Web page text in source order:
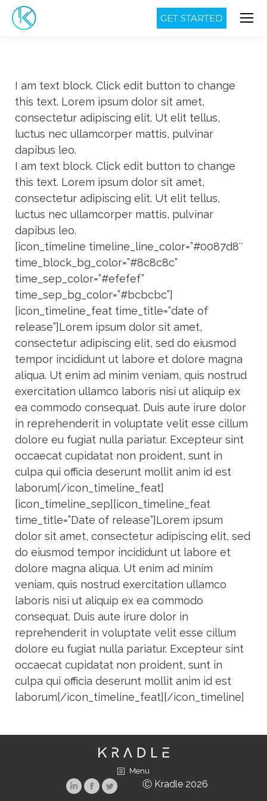
GET STARTED
I am text block. Click edit button to change
this text. Lorem ipsum dolor sit amet,
consectetur adipiscing elit. Ut elit tellus,
luctus nec ullamcorper mattis, pulvinar
dapibus leo.
I am text block. Click edit button to change
this text. Lorem ipsum dolor sit amet,
consectetur adipiscing elit. Ut elit tellus,
luctus nec ullamcorper mattis, pulvinar
dapibus leo.
[icon_timeline timeline_line_color=”#0087d8″
time_block_bg_color=”#8c8c8c”
time_sep_color=”#efefef”
time_sep_bg_color=”#bcbcbc”]
[icon_timeline_feat time_title=”date of
release”]Lorem ipsum dolor sit amet,
consectetur adipiscing elit, sed do eiusmod
tempor incididunt ut labore et dolore magna
aliqua. Ut enim ad minim veniam, quis nostrud
exercitation ullamco laboris nisi ut aliquip ex
ea commodo consequat. Duis aute irure dolor
in reprehenderit in voluptate velit esse cillum
dolore eu fugiat nulla pariatur. Excepteur sint
occaecat cupidatat non proident, sunt in
culpa qui officia deserunt mollit anim id est
laborum[/icon_timeline_feat]
[icon_timeline_sep][icon_timeline_feat
time_title=”Date of release”]Lorem ipsum
dolor sit amet, consectetur adipiscing elit, sed
do eiusmod tempor incididunt ut labore et
dolore magna aliqua. Ut enim ad minim
veniam, quis nostrud exercitation ullamco
laboris nisi ut aliquip ex ea commodo
consequat. Duis aute irure dolor in
reprehenderit in voluptate velit esse cillum
dolore eu fugiat nulla pariatur. Excepteur sint
occaecat cupidatat non proident, sunt in
culpa qui officia deserunt mollit anim id est
laborum[/icon_timeline_feat][/icon_timeline]
Menu
LinkedinFacebook
Twitter
Ⓒ Kradle 2026